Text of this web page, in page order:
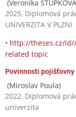
(Veronika
2025, Diplomová
UNIVERZITA V PLZNI
• http://theses.cz/
related topic
Povinnosti pojišťovny
(Miroslav Poula)
2022, Diplomová
univerzita